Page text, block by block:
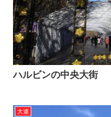
ハルビンの中央大街
大連